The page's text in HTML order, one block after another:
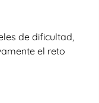
de dificultad,
el reto